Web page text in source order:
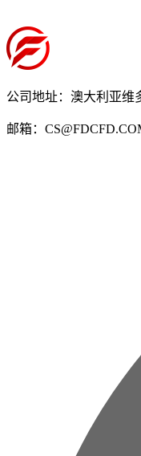
公司地址：澳大利亚维
邮箱：